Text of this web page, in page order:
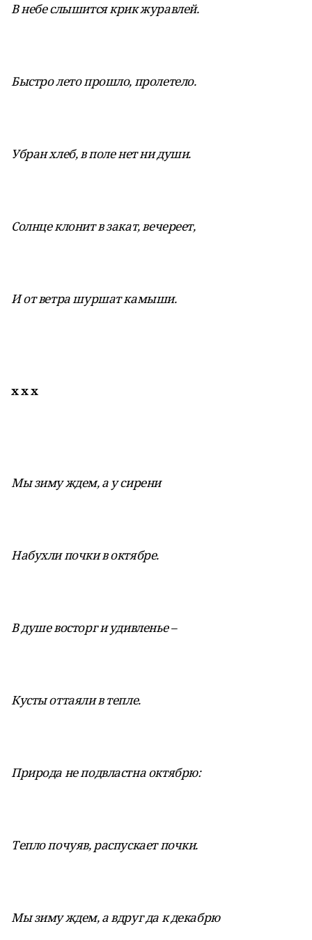
В небе слышится крик журавлей.
Быстро лето прошло, пролетело.
Убран хлеб, в поле нет ни души.
Солнце клонит в закат, вечереет,
И от ветра шуршат камыши.
х х х
Мы зиму ждем, а у сирени
Набухли почки в октябре.
В душе восторг и удивленье –
Кусты оттаяли в тепле.
Природа не подвластна октябрю:
Тепло почуяв, распускает почки.
Мы зиму ждем, а вдруг да к декабрю